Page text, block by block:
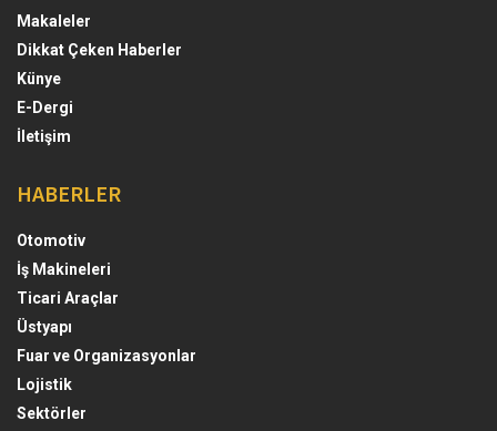
Makaleler
Dikkat Çeken Haberler
Künye
E-Dergi
İletişim
HABERLER
Otomotiv
İş Makineleri
Ticari Araçlar
Üstyapı
Fuar ve Organizasyonlar
Lojistik
Sektörler